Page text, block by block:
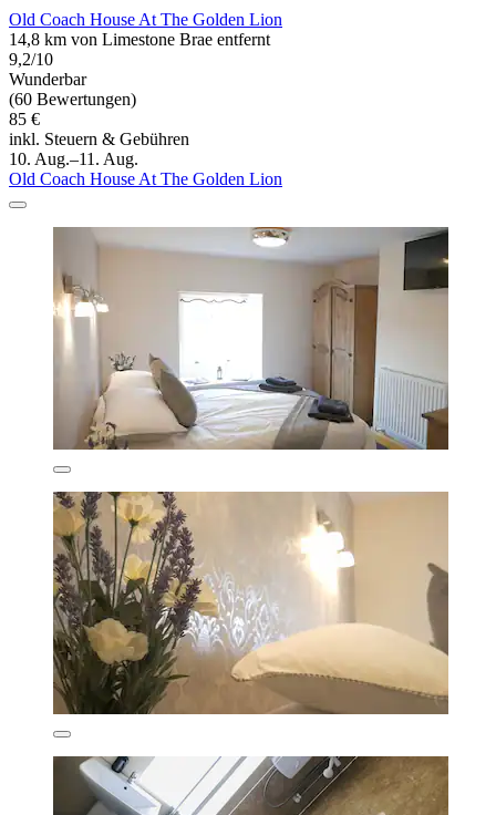
Old Coach House At The Golden Lion
14,8 km von Limestone Brae entfernt
9,2/10
Wunderbar
(60 Bewertungen)
85 €
inkl. Steuern & Gebühren
10. Aug.–11. Aug.
Old Coach House At The Golden Lion